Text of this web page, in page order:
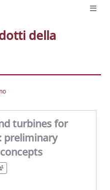
della
turbines for
preliminary